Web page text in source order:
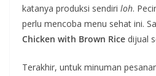
katanya produksi sendiri loh.
perlu mencoba menu sehat ini.
Chicken with Brown Rice dijual
Terakhir, untuk minuman